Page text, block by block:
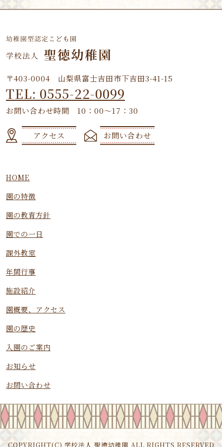
〒403-0004 山梨県富士吉田市下吉田3-41-15
TEL: 0555-22-0099
お問い合わせ時間 10：00～17：30
アクセス お問い合わせ
HOME
園の特徴
園の教育方針
園での一日
課外教室
年間行事
施設紹介
園概要、アクセス
園の歴史
入園のご案内
お知らせ
お問い合わせ
COPYRIGHT(C) 学校法人 聖徳幼稚園 ALL RIGHTS RESERVED.